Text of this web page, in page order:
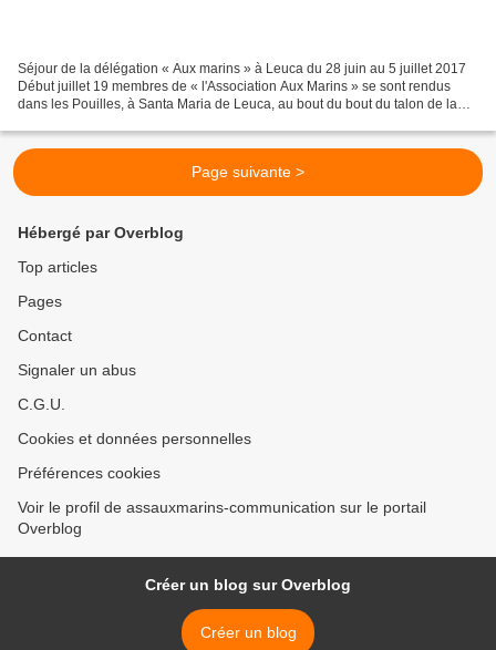
Séjour de la délégation « Aux marins » à Leuca du 28 juin au 5 juillet 2017
Début juillet 19 membres de « l'Association Aux Marins » se sont rendus
dans les Pouilles, à Santa Maria de Leuca, au bout du bout du talon de la
Page suivante >
Hébergé par Overblog
Top articles
Pages
Contact
Signaler un abus
C.G.U.
Cookies et données personnelles
Préférences cookies
Voir le profil de assauxmarins-communication sur le portail
Overblog
Créer un blog sur Overblog
Créer un blog